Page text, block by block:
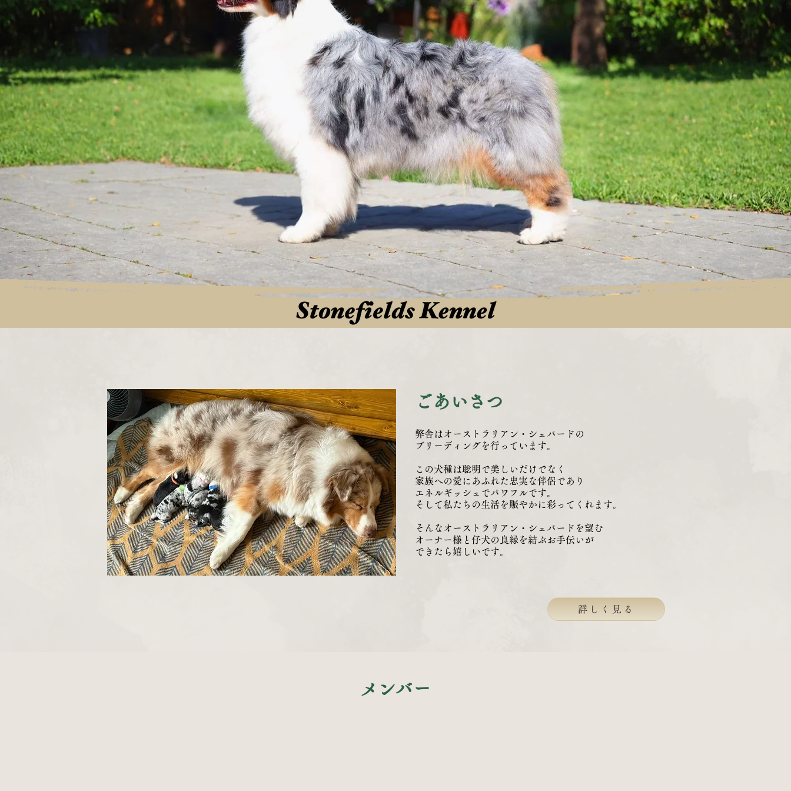
ごあいさつ
弊舎はオーストラリアン・シェパードの
ブリーディングを行っています。
​この犬種は聡明で美しいだけでなく
家族への愛にあふれた忠実な伴侶であり
エネルギッシュでパワフルです。
そして私たちの生活を賑やかに彩ってくれます。
そんなオーストラリアン・シェパードを望む
オーナー様と仔犬の良縁を結ぶお手伝いが
​できたら嬉しいです。
詳しく見る
​メンバー